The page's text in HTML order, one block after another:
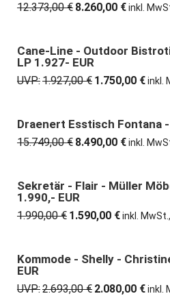
12.373,00€ Ursprünglicher
12.373,00 €
8.260,00 €Aktueller
8.260,00
inkl.
9% günstiger
Cane-Line - Outdoor
LP 1.927- EUR
UVP:1.927,00€ Ursprünglicher
1.927,00 €
1.750,00 €inkl.
46% günstiger
Draenert Esstisch Fontana -
15.749,00€ Ursprünglicher
15.749,00 €
8.490,00 €Aktueller
8.490,00
inkl.
20% günstiger
Sekretär - Flair - Müller
1.990,- EUR
1.990,00€ Ursprünglicher
1.990,00 €
1.590,00 €Aktueller
1.590,00 €.
inkl.
23% günstiger
Kommode - Shelly -
EUR
UVP:2.693,00€ Ursprünglicher
2.080,00 €inkl.